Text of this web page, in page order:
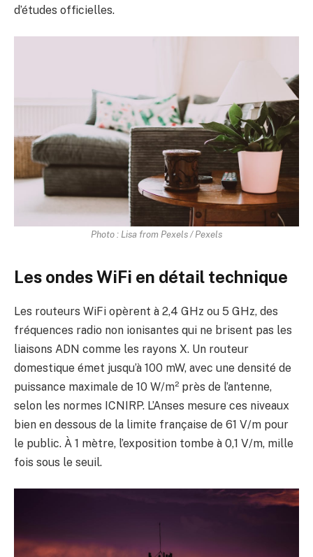
d’études officielles.
Photo : Lisa from Pexels / Pexels
Les ondes WiFi en détail technique
Les routeurs WiFi opèrent à 2,4 GHz ou 5 GHz, des
fréquences radio non ionisantes qui ne brisent pas les
liaisons ADN comme les rayons X. Un routeur
domestique émet jusqu’à 100 mW, avec une densité de
puissance maximale de 10 W/m² près de l’antenne,
selon les normes ICNIRP. L’Anses mesure ces niveaux
bien en dessous de la limite française de 61 V/m pour
le public. À 1 mètre, l’exposition tombe à 0,1 V/m, mille
fois sous le seuil.